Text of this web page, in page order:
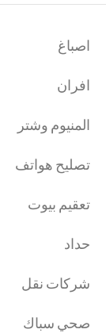
اصباغ
افران
المنيوم وشتر
تصليح هواتف
تعقيم بيوت
حداد
شركات نقل
صحي سباك